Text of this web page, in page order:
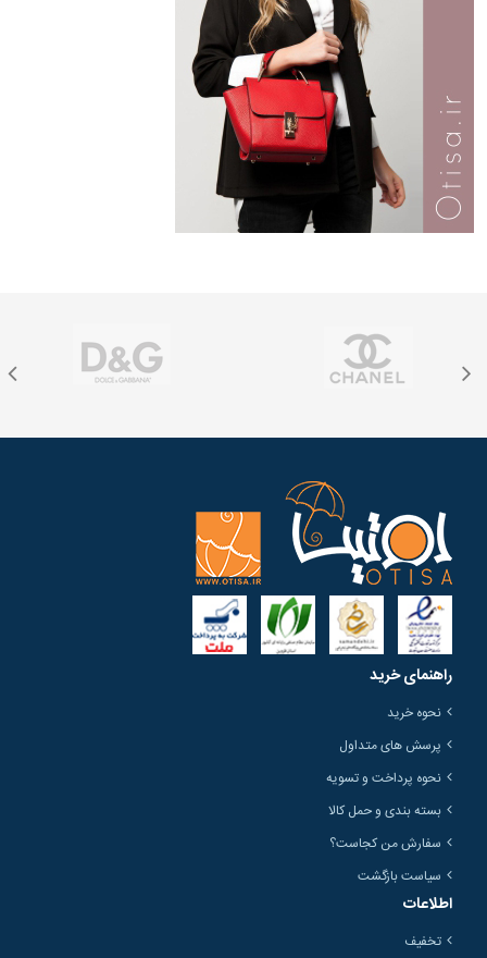
راهنمای خرید
نحوه خرید
پرسش های متداول
نحوه پرداخت و تسویه
بسته بندی و حمل کالا
سفارش من کجاست؟
سیاست بازگشت
اطلاعات
تخفیف